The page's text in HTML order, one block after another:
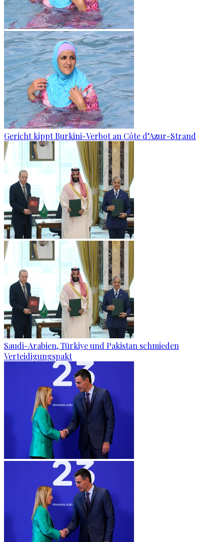
Gericht kippt Burkini-Verbot an Côte d’Azur-Strand
Saudi-Arabien, Türkiye und Pakistan schmieden
Verteidigungspakt